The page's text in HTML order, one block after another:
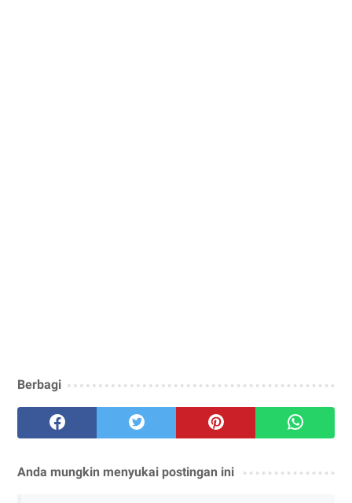
Berbagi
Anda mungkin menyukai postingan ini